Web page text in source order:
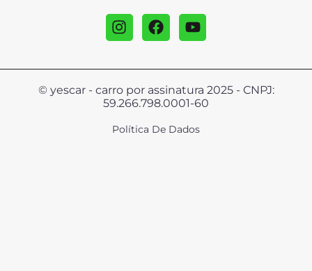
© yescar - carro por assinatura 2025 - CNPJ:
59.266.798.0001-60
Política De Dados